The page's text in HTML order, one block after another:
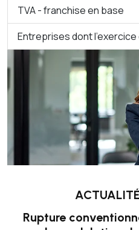
TVA - franchise en base
Entreprises dont l'exercice
Rupture